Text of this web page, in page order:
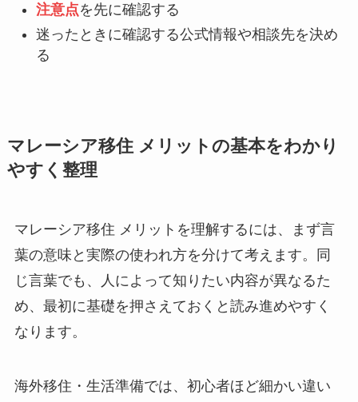
注意点を先に確認する
迷ったときに確認する公式情報や相談先を決め
る
マレーシア移住 メリットの基本をわかり
やすく整理
マレーシア移住 メリットを理解するには、まず言
葉の意味と実際の使われ方を分けて考えます。同
じ言葉でも、人によって知りたい内容が異なるた
め、最初に基礎を押さえておくと読み進めやすく
なります。
海外移住・生活準備では、初心者ほど細かい違い